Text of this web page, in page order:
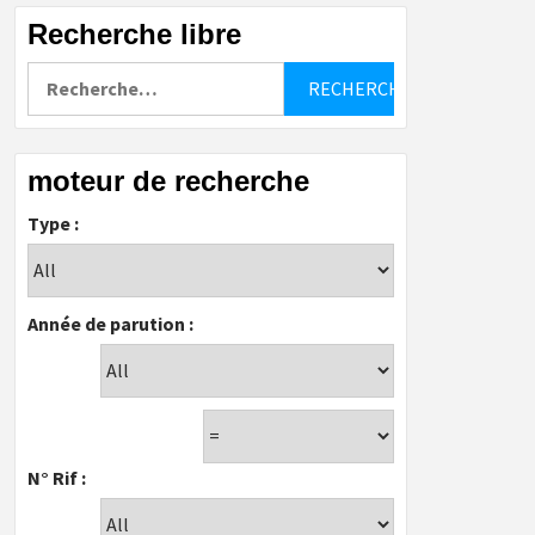
Recherche libre
moteur de recherche
Type :
Année de parution :
N° Rif :